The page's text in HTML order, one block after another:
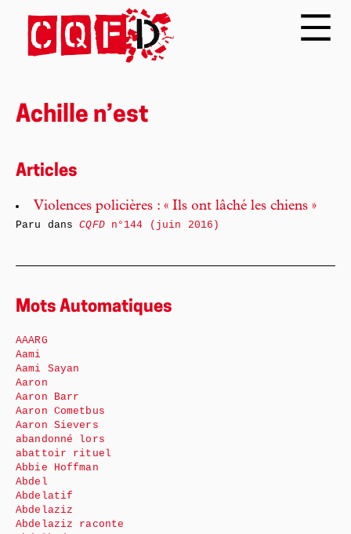
Achille n’est
Articles
Violences policières : « Ils ont lâché les chiens »
Paru dansCQFDn°144 (juin 2016)
Mots Automatiques
AAARG
Aami
Aami Sayan
Aaron
Aaron Barr
Aaron Cometbus
Aaron Sievers
abandonné lors
abattoir rituel
Abbie Hoffman
Abdel
Abdelatif
Abdelaziz
Abdelaziz raconte